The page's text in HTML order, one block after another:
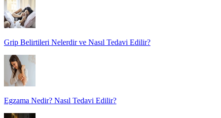
Grip Belirtileri Nelerdir ve Nasıl Tedavi Edilir?
Egzama Nedir? Nasıl Tedavi Edilir?